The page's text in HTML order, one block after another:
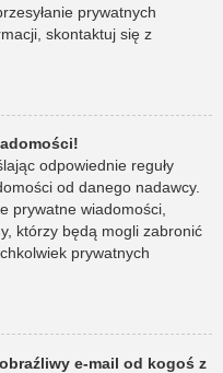
prywatnych
skontaktuj się z
odpowiednie reguły
od danego nadawcy.
prywatne wiadomości,
którzy będą mogli zabronić
prywatnych
e-mail od kogoś z